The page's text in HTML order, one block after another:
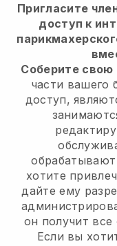
Пригласите
доступ к
Соберите свою
части вашего
доступ,
хотите
дайте ему
он получит все
Если вы